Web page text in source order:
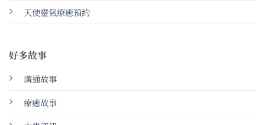
天使靈氣療癒預約
好多故事
溝通故事
療癒故事